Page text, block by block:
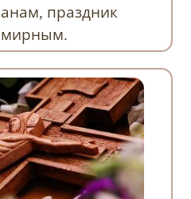
праздник